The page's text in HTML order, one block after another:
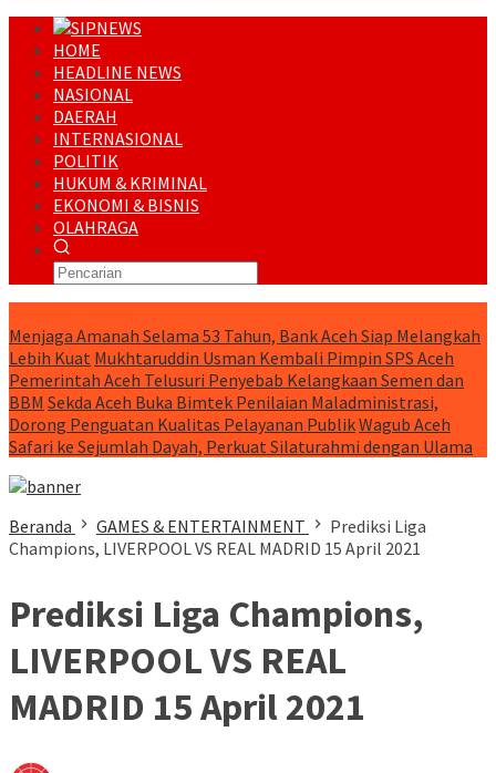
HOME
HEADLINE NEWS
NASIONAL
DAERAH
INTERNASIONAL
POLITIK
HUKUM & KRIMINAL
EKONOMI & BISNIS
OLAHRAGA
Menjaga Amanah Selama 53 Tahun, Bank Aceh Siap Melangkah
Lebih Kuat Mukhtaruddin Usman Kembali Pimpin SPS Aceh
Pemerintah Aceh Telusuri Penyebab Kelangkaan Semen dan
BBM Sekda Aceh Buka Bimtek Penilaian Maladministrasi,
Dorong Penguatan Kualitas Pelayanan PublikWagub Aceh
Safari ke Sejumlah Dayah, Perkuat Silaturahmi dengan Ulama
Beranda GAMES & ENTERTAINMENT
Prediksi Liga
Champions, LIVERPOOL VS REAL MADRID 15 April 2021
Prediksi Liga Champions,
LIVERPOOL VS REAL
MADRID 15 April 2021